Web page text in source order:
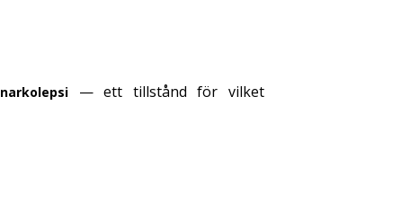
narkolepsi — ett tillstånd för vilket